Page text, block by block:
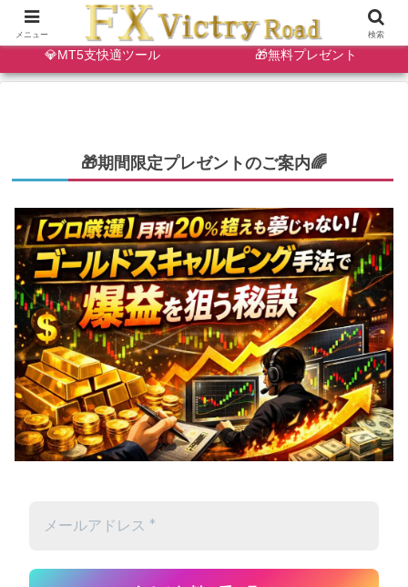
🔷天・底狙い撃ちインジ ✨ゴールドスキャルインジ
💎MT5支快適ツール 🎁無料プレゼント
🎁期間限定プレゼントのご案内🌈
メニュー 検索